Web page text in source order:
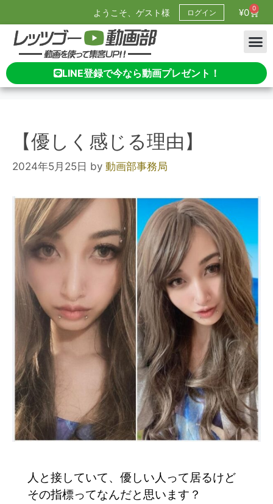
ようこそ、ゲスト様 ログイン ¥0 0
LINE登録で今なら動画プレゼント！
【優しく感じる理由】
2024年5月25日 by 動画部事務局
人と接していて、優しい人って居るけど
その指標ってなんだと思います？